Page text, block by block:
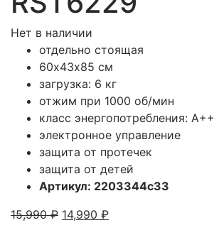
Нет в наличии
отдельно стоящая
60х43х85 см
загрузка: 6 кг
отжим при 1000 об/мин
класс энергопотребления: A++
электронное управление
защита от протечек
защита от детей
Артикул: 2203344c33
15,990₽ 14,990 ₽